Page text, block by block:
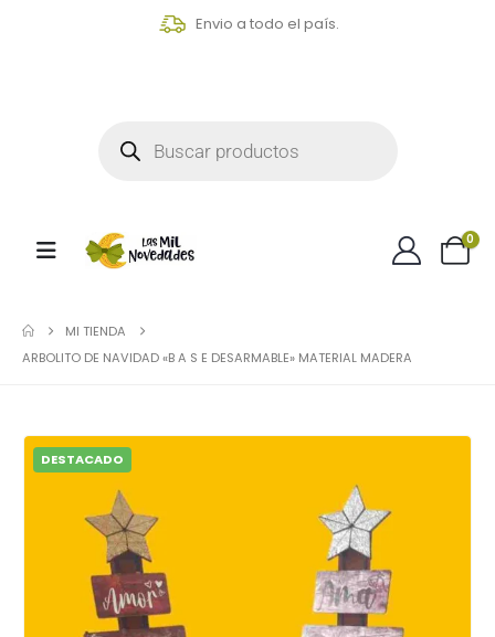
Envio a todo el país.
0
MI TIENDA
ARBOLITO DE NAVIDAD «B A S E DESARMABLE» MATERIAL MADERA
DESTACADO